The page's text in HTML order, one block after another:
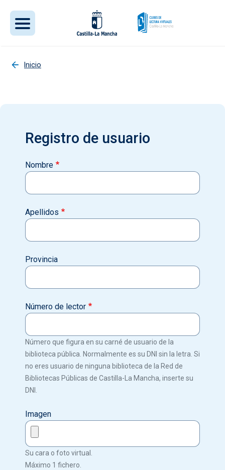
Inicio
Registro de usuario
Nombre
Apellidos
Provincia
Número de lector
Número que figura en su carné de usuario de la
biblioteca pública. Normalmente es su DNI sin la letra. Si
no eres usuario de ninguna biblioteca de la Red de
Bibliotecas Públicas de Castilla-La Mancha, inserte su
DNI.
Imagen
Su cara o foto virtual.
Máximo 1 fichero.